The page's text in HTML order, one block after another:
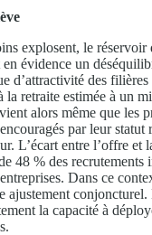
explosent, le réservoir
évidence un
d’attractivité des
la retraite estimée à un
alors même que les
par leur statut
L’écart entre l’offre et
48 % des recrutements
Dans ce
ajustement conjoncturel.
la capacité à